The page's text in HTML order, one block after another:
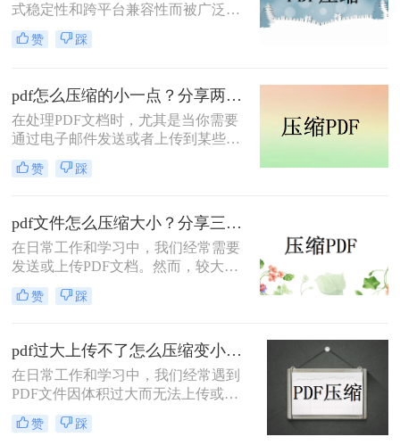
式稳定性和跨平台兼容性而被广泛使
用。然而，当这些文件变得过大时，
它们不仅占用大量存储空间，而且在
传到某些平台。因此，掌握pdf太大如
何压缩变小是十分必要的。本文将介
绍两种实用的方法来解决这个问题，
帮助您轻松完成 PDF 文件的压缩。
赞 踩
pdf怎么压缩的小一点？分享两种实用压缩方法！
在处理PDF文档时，尤其是当你需要
通过电子邮件发送或者上传到某些对
文件大小有限制的平台时，压缩PDF
文件变得尤为重要。那么pdf怎么压缩
PDF压缩方法。
赞 踩
pdf文件怎么压缩大小？分享三种实用压缩方法！
在日常工作和学习中，我们经常需要
发送或上传PDF文档。然而，较大的
文件可能会导致传输缓慢或者无法满
足上传限制。那么pdf文件怎么压缩大
缩方法，帮助你轻松减小文件大小。
赞 踩
pdf过大上传不了怎么压缩变小？快来试试这3种压缩方法！
在日常工作和学习中，我们经常遇到
PDF文件因体积过大而无法上传或分
享的情况。那么pdf过大上传不了怎么
压缩变小呢？为了帮助您轻松应对这
赞 踩